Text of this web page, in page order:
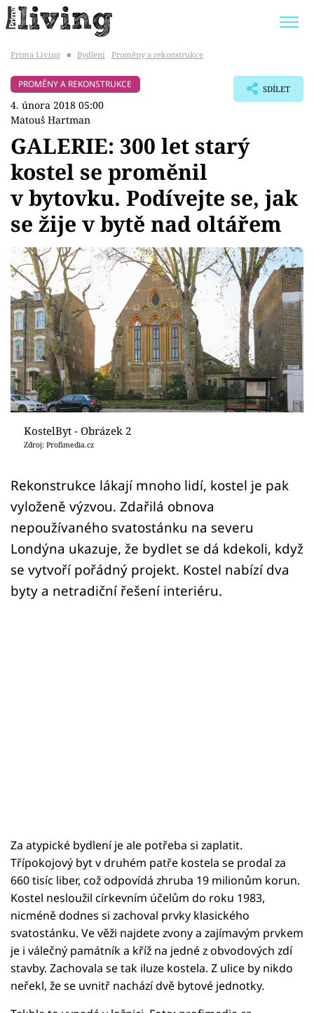
BYDLENÍ SLAVNÝCH
ZAHRADA
Témata
Bydlení
Zahrada
Design
Sledujte prima+
Přihlášení
Sledujte nás
Prima Living ■ Bydlení Proměny a rekonstrukce
PROMĚNY A REKONSTRUKCE
4. února 2018 05:00
Matouš Hartman
SDÍLET
GALERIE: 300 let starý
kostel se proměnil
v bytovku. Podívejte se, jak
se žije v bytě nad oltářem
KostelByt - Obrázek 2
Zdroj: Profimedia.cz
Rekonstrukce lákají mnoho lidí, kostel je pak
vyloženě výzvou. Zdařilá obnova
nepoužívaného svatostánku na severu
Londýna ukazuje, že bydlet se dá kdekoli, když
se vytvoří pořádný projekt. Kostel nabízí dva
byty a netradiční řešení interiéru.
Za atypické bydlení je ale potřeba si zaplatit.
Třípokojový byt v druhém patře kostela se prodal za
660 tisíc liber, což odpovídá zhruba 19 milionům korun.
Kostel nesloužil církevním účelům do roku 1983,
nicméně dodnes si zachoval prvky klasického
svatostánku. Ve věži najdete zvony a zajímavým prvkem
je i válečný památník a kříž na jedné z obvodových zdí
stavby. Zachovala se tak iluze kostela. Z ulice by nikdo
neřekl, že se uvnitř nachází dvě bytové jednotky.